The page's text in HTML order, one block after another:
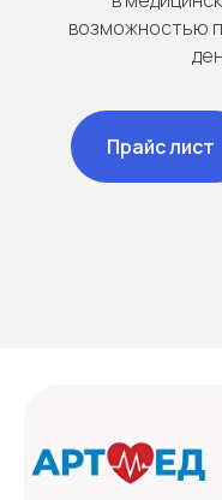
возможностью
Прайс лист